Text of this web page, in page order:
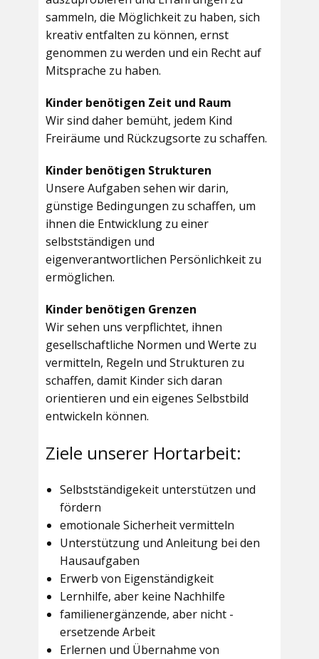
sammeln, die Möglichkeit zu haben, sich
kreativ entfalten zu können, ernst
genommen zu werden und ein Recht auf
Mitsprache zu haben.
Kinder benötigen Zeit und Raum
Wir sind daher bemüht, jedem Kind
Freiräume und Rückzugsorte zu schaffen.
Kinder benötigen Strukturen
Unsere Aufgaben sehen wir darin,
günstige Bedingungen zu schaffen, um
ihnen die Entwicklung zu einer
selbstständigen und
eigenverantwortlichen Persönlichkeit zu
ermöglichen.
Kinder benötigen Grenzen
Wir sehen uns verpflichtet, ihnen
gesellschaftliche Normen und Werte zu
vermitteln, Regeln und Strukturen zu
schaffen, damit Kinder sich daran
orientieren und ein eigenes Selbstbild
entwickeln können.
Ziele unserer Hortarbeit:
Selbstständigekeit unterstützen und
fördern
emotionale Sicherheit vermitteln
Unterstützung und Anleitung bei den
Hausaufgaben
Erwerb von Eigenständigkeit
Lernhilfe, aber keine Nachhilfe
familienergänzende, aber nicht -
ersetzende Arbeit
Erlernen und Übernahme von